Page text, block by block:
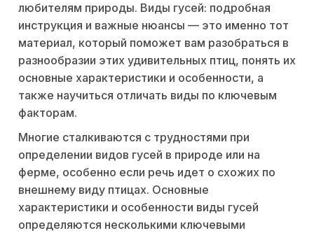
любителям природы. Виды гусей: подробная
инструкция и важные нюансы — это именно тот
материал, который поможет вам разобраться в
разнообразии этих удивительных птиц, понять их
основные характеристики и особенности, а
также научиться отличать виды по ключевым
факторам.
Многие сталкиваются с трудностями при
определении видов гусей в природе или на
ферме, особенно если речь идет о схожих по
внешнему виду птицах. Основные
характеристики и особенности виды гусей
определяются несколькими ключевыми